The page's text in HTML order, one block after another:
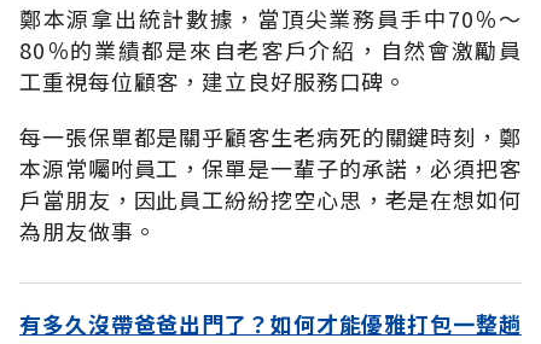
鄭本源拿出統計數據，當頂尖業務員手中70％～
80％的業績都是來自老客戶介紹，自然會激勵員
工重視每位顧客，建立良好服務口碑。
每一張保單都是關乎顧客生老病死的關鍵時刻，鄭
本源常囑咐員工，保單是一輩子的承諾，必須把客
戶當朋友，因此員工紛紛挖空心思，老是在想如何
為朋友做事。
有多久沒帶爸爸出門了？如何才能優雅打包一整趟